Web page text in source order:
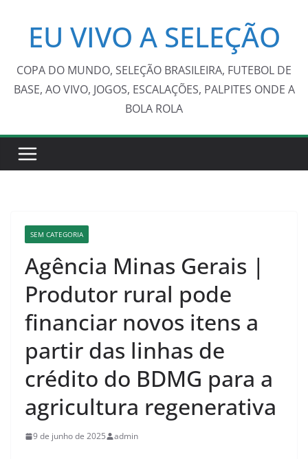
conteúdo
EU VIVO A SELEÇÃO
COPA DO MUNDO, SELEÇÃO BRASILEIRA, FUTEBOL DE
BASE, AO VIVO, JOGOS, ESCALAÇÕES, PALPITES ONDE A
BOLA ROLA
SEM CATEGORIA
Agência Minas Gerais |
Produtor rural pode
financiar novos itens a
partir das linhas de
crédito do BDMG para a
agricultura regenerativa
9 de junho de 2025 admin